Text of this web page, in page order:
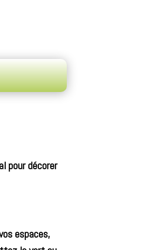
pour décorer
espaces,